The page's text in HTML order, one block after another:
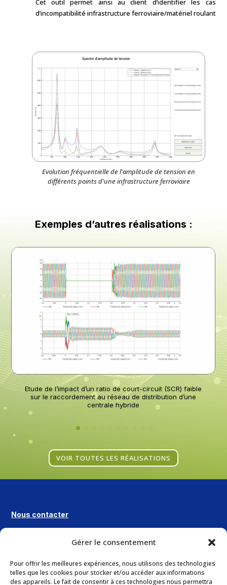
Gérer le consentement
Pour offrir les meilleures expériences, nous utilisons des technologies
telles que les cookies pour stocker et/ou accéder aux informations
des appareils. Le fait de consentir à ces technologies nous permettra
Cet outil permet ainsi au client d’identifier les cas
d’incompatibilité infrastructure ferroviaire/matériel roulant
Evolution fréquentielle de l'amplitude de tension en
différents points d'une infrastructure ferroviaire
Exemples d’autres réalisations :
Etude de l’impact d’un ratio de court-circuit (SCR) faible
sur le raccordement au réseau de distribution d’une
centrale hybride
VOIR TOUTES LES RÉALISATIONS
Nous contacter
CONTACT